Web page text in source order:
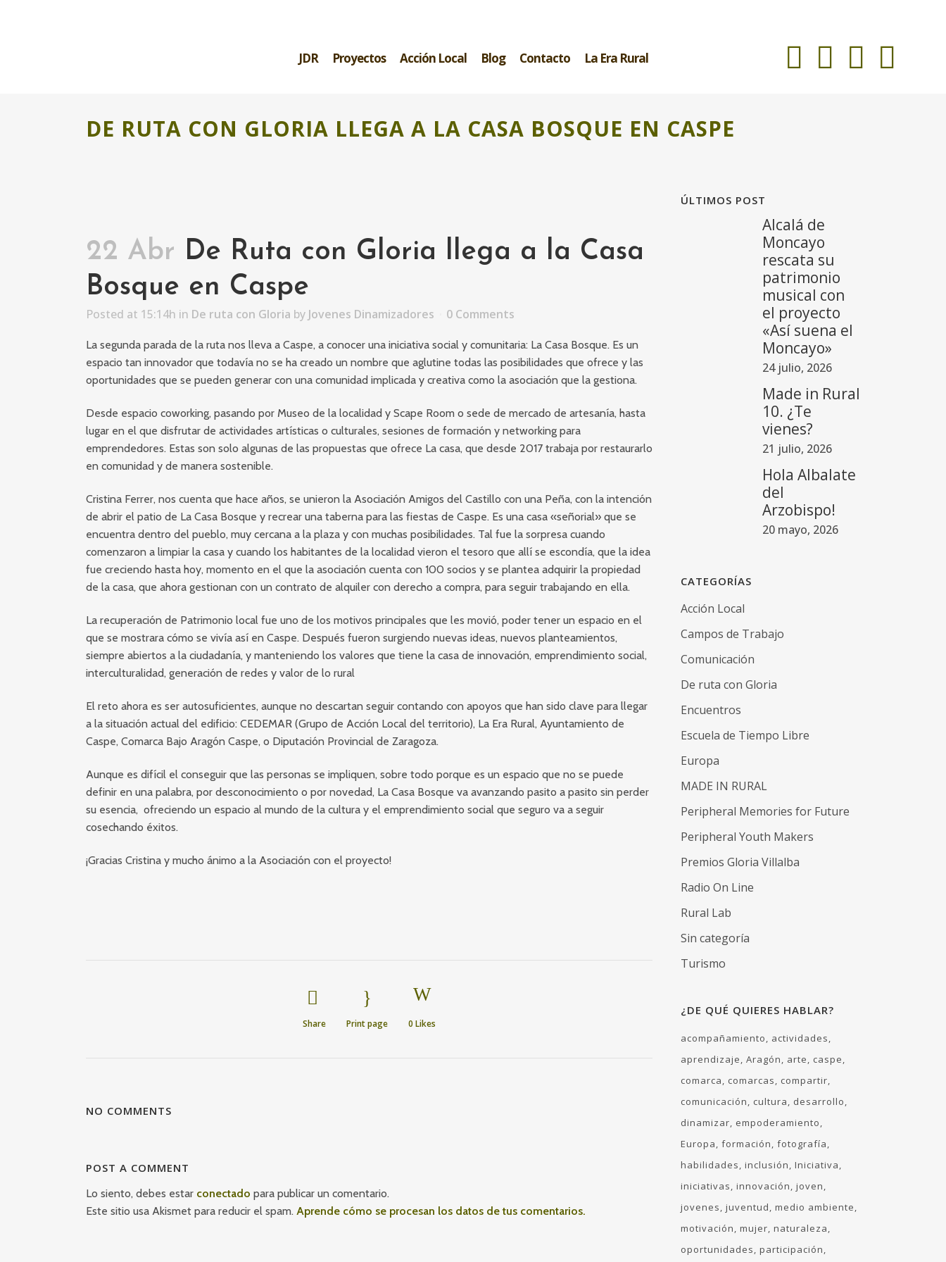
JDR Proyectos Acción Local Blog Contacto La Era Rural
DE RUTA CON GLORIA LLEGA A LA CASA BOSQUE EN CASPE
22 Abr De Ruta con Gloria llega a la Casa
Bosque en Caspe
Posted at 15:14h in De ruta con Gloria by Jovenes Dinamizadores 0 Comments
La segunda parada de la ruta nos lleva a Caspe, a conocer una iniciativa social y comunitaria: La Casa Bosque. Es un
espacio tan innovador que todavía no se ha creado un nombre que aglutine todas las posibilidades que ofrece y las
oportunidades que se pueden generar con una comunidad implicada y creativa como la asociación que la gestiona.
Desde espacio coworking, pasando por Museo de la localidad y Scape Room o sede de mercado de artesanía, hasta
lugar en el que disfrutar de actividades artísticas o culturales, sesiones de formación y networking para
emprendedores. Estas son solo algunas de las propuestas que ofrece La casa, que desde 2017 trabaja por restaurarlo
en comunidad y de manera sostenible.
Cristina Ferrer, nos cuenta que hace años, se unieron la Asociación Amigos del Castillo con una Peña, con la intención
de abrir el patio de La Casa Bosque y recrear una taberna para las fiestas de Caspe. Es una casa «señorial» que se
encuentra dentro del pueblo, muy cercana a la plaza y con muchas posibilidades. Tal fue la sorpresa cuando
comenzaron a limpiar la casa y cuando los habitantes de la localidad vieron el tesoro que allí se escondía, que la idea
fue creciendo hasta hoy, momento en el que la asociación cuenta con 100 socios y se plantea adquirir la propiedad
de la casa, que ahora gestionan con un contrato de alquiler con derecho a compra, para seguir trabajando en ella.
La recuperación de Patrimonio local fue uno de los motivos principales que les movió, poder tener un espacio en el
que se mostrara cómo se vivía así en Caspe. Después fueron surgiendo nuevas ideas, nuevos planteamientos,
siempre abiertos a la ciudadanía, y manteniendo los valores que tiene la casa de innovación, emprendimiento social,
interculturalidad, generación de redes y valor de lo rural
El reto ahora es ser autosuficientes, aunque no descartan seguir contando con apoyos que han sido clave para llegar
a la situación actual del edificio: CEDEMAR (Grupo de Acción Local del territorio), La Era Rural, Ayuntamiento de
Caspe, Comarca Bajo Aragón Caspe, o Diputación Provincial de Zaragoza.
Aunque es difícil el conseguir que las personas se impliquen, sobre todo porque es un espacio que no se puede
definir en una palabra, por desconocimiento o por novedad, La Casa Bosque va avanzando pasito a pasito sin perder
su esencia, ofreciendo un espacio al mundo de la cultura y el emprendimiento social que seguro va a seguir
cosechando éxitos.
¡Gracias Cristina y mucho ánimo a la Asociación con el proyecto!
Share Print page 0 Likes
NO COMMENTS
POST A COMMENT
Lo siento, debes estar conectado para publicar un comentario.
Este sitio usa Akismet para reducir el spam. Aprende cómo se procesan los datos de tus comentarios.
ÚLTIMOS POST
Alcalá de
Moncayo
rescata su
patrimonio
musical con
el proyecto
«Así suena el
Moncayo»
24 julio, 2026
Made in Rural
10. ¿Te
vienes?
21 julio, 2026
Hola Albalate
del
Arzobispo!
20 mayo, 2026
CATEGORÍAS
Acción Local
Campos de Trabajo
Comunicación
De ruta con Gloria
Encuentros
Escuela de Tiempo Libre
Europa
MADE IN RURAL
Peripheral Memories for Future
Peripheral Youth Makers
Premios Gloria Villalba
Radio On Line
Rural Lab
Sin categoría
Turismo
¿DE QUÉ QUIERES HABLAR?
acompañamiento
actividades
aprendizaje Aragón arte
caspe
comarca
comarcas
compartir
comunicación
cultura
desarrollo
dinamizar empoderamiento
Europa formación fotografía
habilidades inclusión Iniciativa
iniciativas innovación joven
jovenes juventud medio ambiente
motivación mujer naturaleza
oportunidades participación